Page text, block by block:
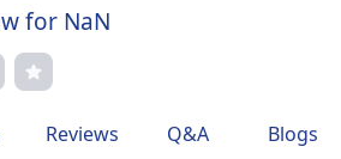
for NaN
Reviews Q&A Blogs